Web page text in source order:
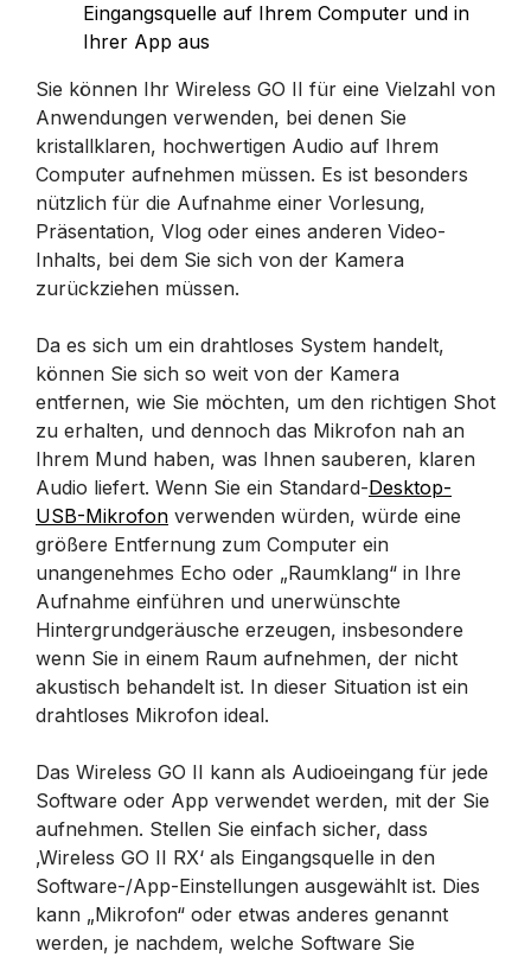
Eingangsquelle auf Ihrem Computer und in
Ihrer App aus
Sie können Ihr Wireless GO II für eine Vielzahl von
Anwendungen verwenden, bei denen Sie
kristallklaren, hochwertigen Audio auf Ihrem
Computer aufnehmen müssen. Es ist besonders
nützlich für die Aufnahme einer Vorlesung,
Präsentation, Vlog oder eines anderen Video-
Inhalts, bei dem Sie sich von der Kamera
zurückziehen müssen.
Da es sich um ein drahtloses System handelt,
können Sie sich so weit von der Kamera
entfernen, wie Sie möchten, um den richtigen Shot
zu erhalten, und dennoch das Mikrofon nah an
Ihrem Mund haben, was Ihnen sauberen, klaren
Audio liefert. Wenn Sie ein Standard-Desktop-
USB-Mikrofon verwenden würden, würde eine
größere Entfernung zum Computer ein
unangenehmes Echo oder „Raumklang“ in Ihre
Aufnahme einführen und unerwünschte
Hintergrundgeräusche erzeugen, insbesondere
wenn Sie in einem Raum aufnehmen, der nicht
akustisch behandelt ist. In dieser Situation ist ein
drahtloses Mikrofon ideal.
Das Wireless GO II kann als Audioeingang für jede
Software oder App verwendet werden, mit der Sie
aufnehmen. Stellen Sie einfach sicher, dass
‚Wireless GO II RX‘ als Eingangsquelle in den
Software-/App-Einstellungen ausgewählt ist. Dies
kann „Mikrofon“ oder etwas anderes genannt
werden, je nachdem, welche Software Sie